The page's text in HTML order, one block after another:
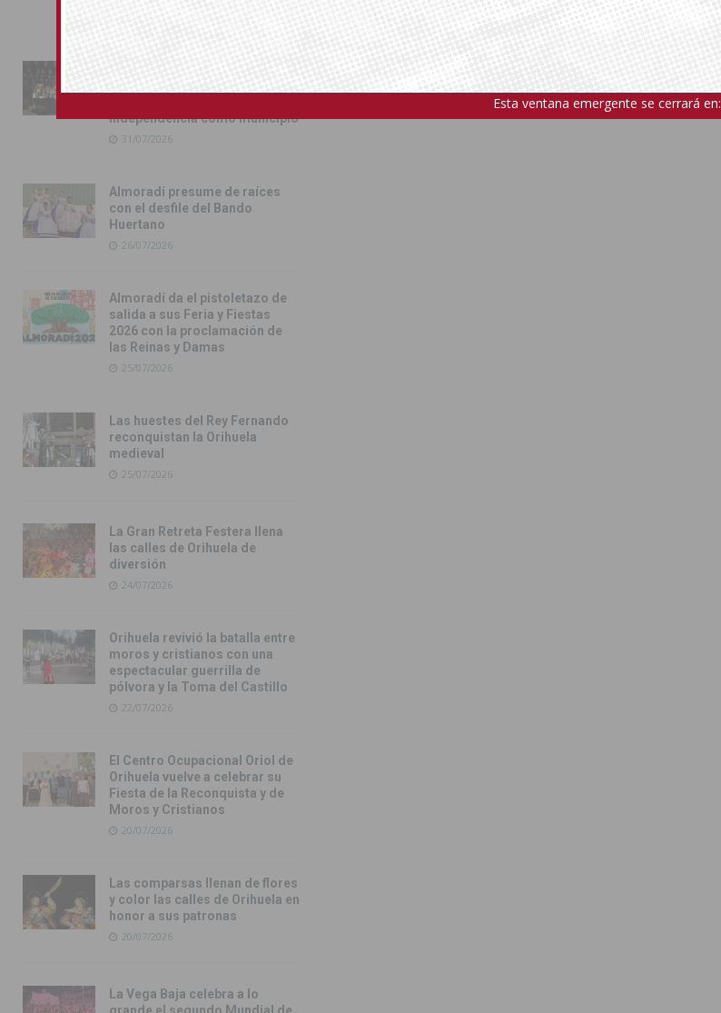
31/07/2026
Pilar de la Horadada
conmemora con emoción el
independencia como municipio
31/07/2026
Almoradí presume de raíces
con el desfile del Bando
Huertano
26/07/2026
Almoradí da el pistoletazo de
salida a sus Feria y Fiestas
2026 con la proclamación de
las Reinas y Damas
25/07/2026
Las huestes del Rey Fernando
reconquistan la Orihuela
medieval
25/07/2026
La Gran Retreta Festera llena
las calles de Orihuela de
diversión
24/07/2026
Orihuela revivió la batalla entre
moros y cristianos con una
espectacular guerrilla de
pólvora y la Toma del Castillo
22/07/2026
El Centro Ocupacional Oriol de
Orihuela vuelve a celebrar su
Fiesta de la Reconquista y de
Moros y Cristianos
20/07/2026
Las comparsas llenan de flores
y color las calles de Orihuela en
honor a sus patronas
20/07/2026
La Vega Baja celebra a lo
Esta ventana emergente se cerrará en: